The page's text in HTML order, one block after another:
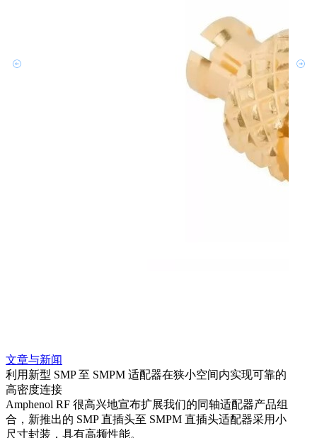
文章与新闻
利用新型 SMP 至 SMPM 适配器在狭小空间内实现可靠的
高密度连接
Amphenol RF 很高兴地宣布扩展我们的同轴适配器产品组
合，新推出的 SMP 直插头至 SMPM 直插头适配器采用小
尺寸封装，具有高频性能。